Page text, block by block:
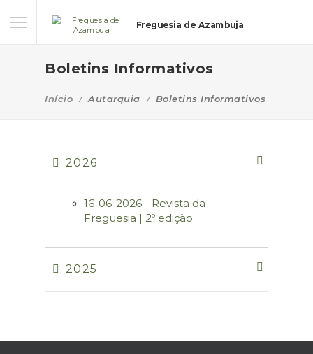
Freguesia de Azambuja
Boletins Informativos
Início Autarquia Boletins Informativos
2026
16-06-2026 - Revista da
Freguesia | 2º edição
2025